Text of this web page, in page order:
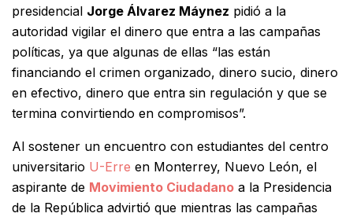
presidencial Jorge Álvarez Máynez pidió a la
autoridad vigilar el dinero que entra a las campañas
políticas, ya que algunas de ellas “las están
financiando el crimen organizado, dinero sucio, dinero
en efectivo, dinero que entra sin regulación y que se
termina convirtiendo en compromisos”.
Al sostener un encuentro con estudiantes del centro
universitario U-Erre en Monterrey, Nuevo León, el
aspirante de Movimiento Ciudadano a la Presidencia
de la República advirtió que mientras las campañas